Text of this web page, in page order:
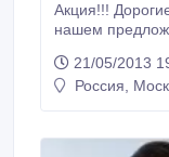
Акция!!! Дорогие друзья, мы
нашем
Вы сможете
суммы израсходованной на услуги оператора по
21/05/2013
Россия,